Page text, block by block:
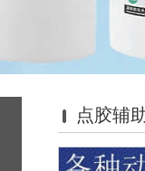
点胶辅